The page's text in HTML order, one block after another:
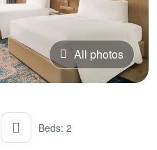
All photos
Beds: 2